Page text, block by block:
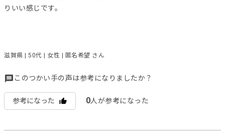
りいい感じです。
滋賀県 | 50代 | 女性 | 匿名希望 さん
このつかい手の声は参考になりましたか？
参考になった 0人が参考になった